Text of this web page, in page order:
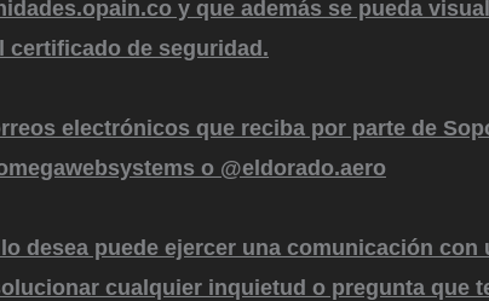
y que además se pueda
certificado de seguridad.
electrónicos que reciba por parte de
o @eldorado.aero
desea puede ejercer una comunicación con
cualquier inquietud o pregunta que